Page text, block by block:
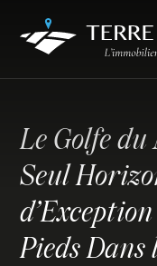
Le Golfe
Seul
Pieds Dans